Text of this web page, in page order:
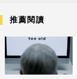
推薦閱讀